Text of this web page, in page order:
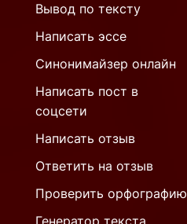
Вывод по тексту
Написать эссе
Синонимайзер онлайн
Написать пост в
соцсети
Написать отзыв
Ответить на отзыв
Проверить орфографию